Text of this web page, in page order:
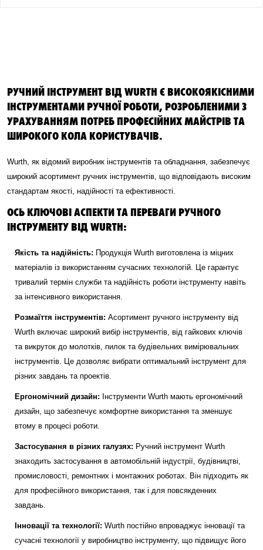
РУЧНИЙ ІНСТРУМЕНТ ВІД WURTH Є ВИСОКОЯКІСНИМИ
ІНСТРУМЕНТАМИ РУЧНОЇ РОБОТИ, РОЗРОБЛЕНИМИ З
УРАХУВАННЯМ ПОТРЕБ ПРОФЕСІЙНИХ МАЙСТРІВ ТА
ШИРОКОГО КОЛА КОРИСТУВАЧІВ.
Wurth, як відомий виробник інструментів та обладнання, забезпечує
широкий асортимент ручних інструментів, що відповідають високим
стандартам якості, надійності та ефективності.
ОСЬ КЛЮЧОВІ АСПЕКТИ ТА ПЕРЕВАГИ РУЧНОГО
ІНСТРУМЕНТУ ВІД WURTH:
Якість та надійність: Продукція Wurth виготовлена із міцних
матеріалів із використанням сучасних технологій. Це гарантує
тривалий термін служби та надійність роботи інструменту навіть
за інтенсивного використання.
Розмаїття інструментів: Асортимент ручного інструменту від
Wurth включає широкий вибір інструментів, від гайкових ключів
та викруток до молотків, пилок та будівельних вимірювальних
інструментів. Це дозволяє вибрати оптимальний інструмент для
різних завдань та проектів.
Ергономічний дизайн: Інструменти Wurth мають ергономічний
дизайн, що забезпечує комфортне використання та зменшує
втому в процесі роботи.
Застосування в різних галузях: Ручний інструмент Wurth
знаходить застосування в автомобільній індустрії, будівництві,
промисловості, ремонтних і монтажних роботах. Він підходить як
для професійного використання, так і для повсякденних
завдань.
Інновації та технології: Wurth постійно впроваджує інновації та
сучасні технології у виробництво інструменту, що підвищує його